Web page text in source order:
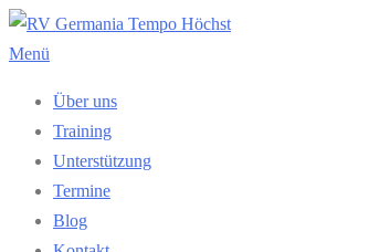
Zum
Inhalt
Menü
Über uns
Training
Unterstützung
Termine
Blog